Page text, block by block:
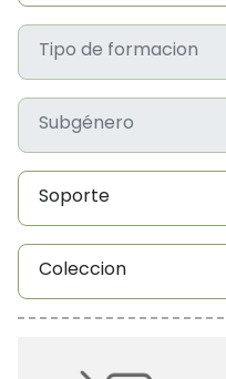
Tipo de formacion
Subgénero
Soporte
Coleccion